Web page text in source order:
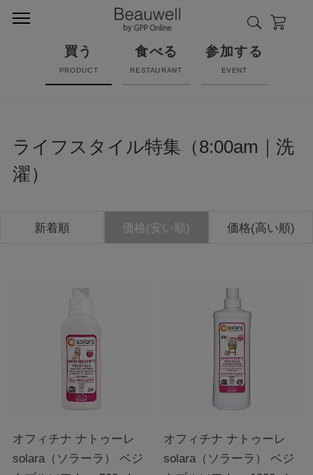
買う
PRODUCT
食べる
RESTAURANT
参加する
EVENT
ライフスタイル特集（8:00am｜洗
濯）
新着順 価格(安い順) 価格(高い順)
オフィチナ ナトゥーレ
solara（ソラーラ） ベジ
オフィチナ ナトゥーレ
solara（ソラーラ） ベジ